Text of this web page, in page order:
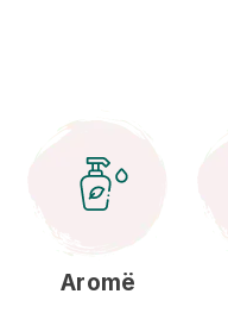
Aromë